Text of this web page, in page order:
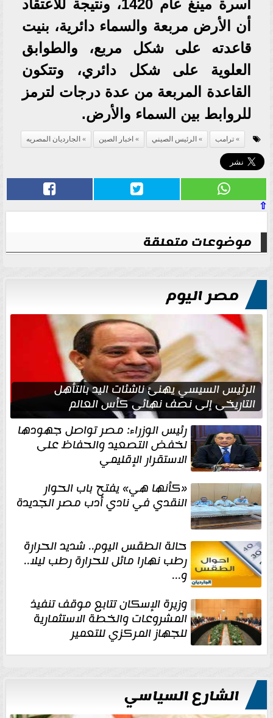
أسرة مينغ عام 1420، ونتيجة للاعتقاد
أن الأرض مربعة والسماء دائرية، بنيت
قاعدته على شكل مربع، والطوابق
العلوية على شكل دائري، وتتكون
القاعدة المربعة من عدة درجات لترمز
للروابط بين السماء والأرض.
ترامب الرئيس الصيني اخبار الصين الجارديان المصريه
⇧
موضوعات متعلقة
مصر اليوم
الرئيس السيسي يهنئ ناشئات اليد بالتأهل
التاريخي إلى نصف نهائي كأس العالم
رئيس الوزراء: مصر تواصل جهودها
لخفض التصعيد والحفاظ على
الاستقرار الإقليمي
«كأنها هي» يفتح باب الحوار
النقدي في نادي أدب مصر الجديدة
حالة الطقس اليوم.. شديد الحرارة
رطب نهارا مائل للحرارة رطب ليلا..
و...
وزيرة الإسكان تتابع موقف تنفيذ
المشروعات والخطة الاستثمارية
للجهاز المركزي للتعمير
الشارع السياسي